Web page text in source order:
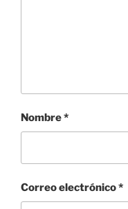
Nombre*
Correo electrónico*